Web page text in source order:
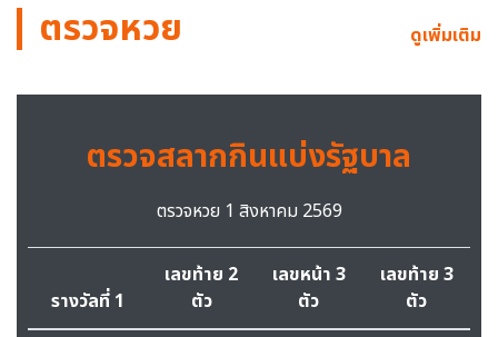
ตรวจหวย ดูเพิ่มเติม
ตรวจสลากกินแบ่งรัฐบาล
ตรวจหวย 1 สิงหาคม 2569
รางวัลที่ 1
เลขท้าย 2
ตัว
เลขหน้า 3
ตัว
เลขท้าย 3
ตัว